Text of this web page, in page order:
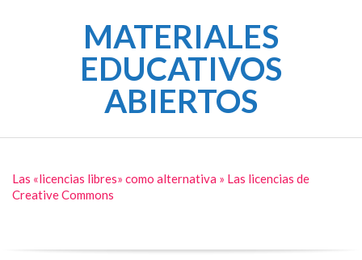
MATERIALES
EDUCATIVOS
ABIERTOS
Menu
Las «licencias libres» como alternativa » Las licencias de
Creative Commons